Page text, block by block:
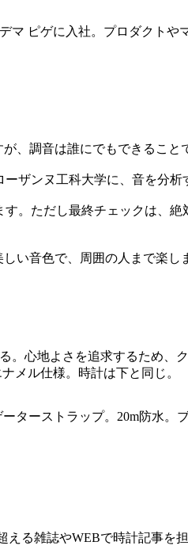
マ ピゲに入社。プロダクトや
、調音は誰にでもできること
ザンヌ工科大学に、音を分析
。ただし最終チェックは、絶
い音色で、周囲の人まで楽し
。心地よさを追求するため、
メル仕様。時計は下と同じ。
ターストラップ。20m防水。
る雑誌やWEBで時計記事を